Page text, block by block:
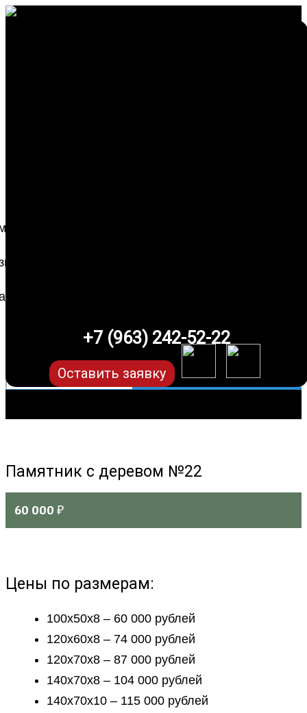
+7 (963) 242-52-22
Оставить заявку
Памятник с деревом №22
60 000 ₽
Цены по размерам:
100х50х8 – 60 000 рублей
120х60х8 – 74 000 рублей
120х70х8 – 87 000 рублей
140х70х8 – 104 000 рублей
140х70х10 – 115 000 рублей